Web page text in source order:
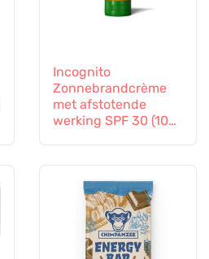
Incognito
Zonnebrandcrème
met afstotende
werking SPF 30 (100